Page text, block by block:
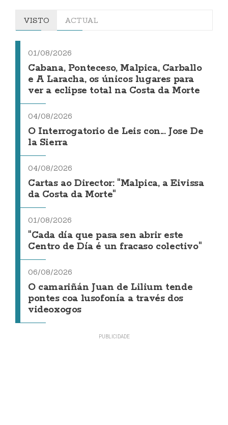
VISTO ACTUAL
01/08/2026
Cabana, Ponteceso, Malpica, Carballo
e A Laracha, os únicos lugares para
ver a eclipse total na Costa da Morte
04/08/2026
O Interrogatorio de Leis con... Jose De
la Sierra
04/08/2026
Cartas ao Director: "Malpica, a Eivissa
da Costa da Morte"
01/08/2026
"Cada día que pasa sen abrir este
Centro de Día é un fracaso colectivo"
06/08/2026
O camariñán Juan de Lilium tende
pontes coa lusofonía a través dos
videoxogos